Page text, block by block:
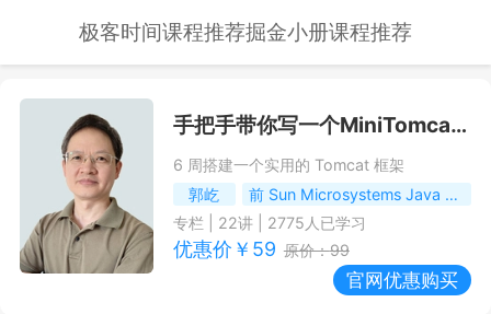
极客时间课程推荐掘金小册课程推荐
手把手带你写一个MiniTomcat--
6 周搭建一个实用的 Tomcat 框架
郭屹
前 Sun Microsystems Java 研发工程师，开源软件 MiniSpring、MiniTomcat 开发者
专栏
22讲 | 2775 人已学习
优惠价￥ 59 原价：99
官网优惠购买